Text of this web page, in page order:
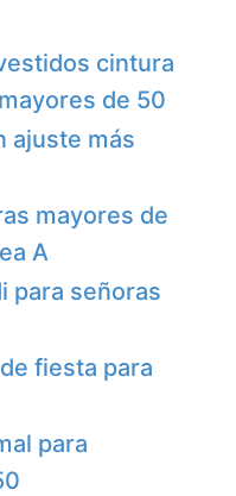
cintura
de 50
ajuste más
mayores de
A
para señoras
fiesta para
para